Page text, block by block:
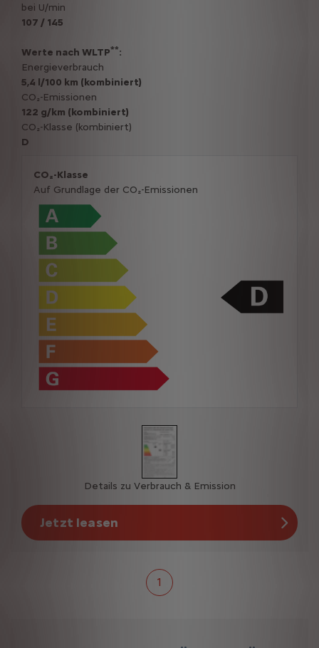
bei U/min
107 / 145
Werte nach WLTP**:
Energieverbrauch
5,4 l/100 km (kombiniert)
CO₂-Emissionen
122 g/km (kombiniert)
CO₂-Klasse (kombiniert)
D
CO₂-Klasse
Auf Grundlage der CO₂-Emissionen
Details zu Verbrauch & Emission
Jetzt leasen
1